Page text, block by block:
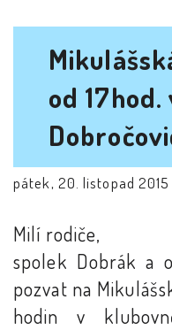
od 17hod.
pátek, 20. listopad 2015
Milí rodiče,
spolek Dobrák a
pozvat na
hodin v